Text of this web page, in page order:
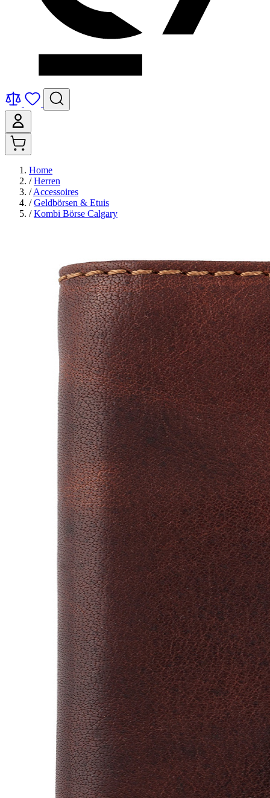
Home
/ Herren
/ Accessoires
/ Geldbörsen & Etuis
/ Kombi Börse Calgary